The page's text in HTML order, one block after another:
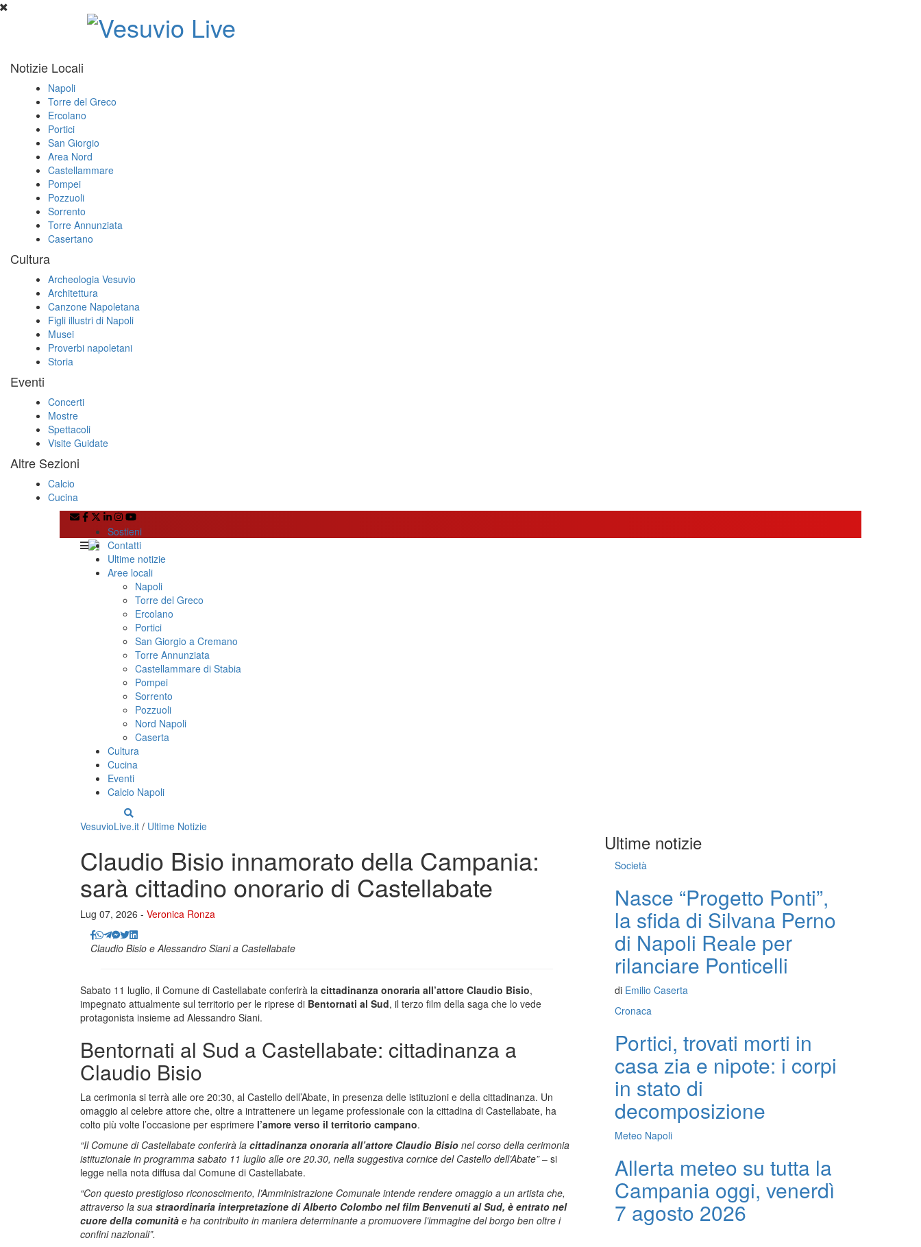
Notizie Locali
Napoli
Torre del Greco
Ercolano
Portici
San Giorgio
Area Nord
Castellammare
Pompei
Pozzuoli
Sorrento
Torre Annunziata
Casertano
Cultura
Archeologia Vesuvio
Architettura
Canzone Napoletana
Figli illustri di Napoli
Musei
Proverbi napoletani
Storia
Eventi
Concerti
Mostre
Spettacoli
Visite Guidate
Altre Sezioni
Calcio
Cucina
Sostieni
Contatti
Ultime notizie
Aree locali
Napoli
Torre del Greco
Ercolano
Portici
San Giorgio a Cremano
Torre Annunziata
Castellammare di Stabia
Pompei
Sorrento
Pozzuoli
Nord Napoli
Caserta
Cultura
Cucina
Eventi
Calcio Napoli
VesuvioLive.it / Ultime Notizie
Claudio Bisio innamorato della Campania:
sarà cittadino onorario di Castellabate
Lug 07, 2026 - Veronica Ronza
Claudio Bisio e Alessandro Siani a Castellabate
Sabato 11 luglio, il Comune di Castellabate conferirà la cittadinanza onoraria all’attore Claudio Bisio,
impegnato attualmente sul territorio per le riprese di Bentornati al Sud, il terzo film della saga che lo vede
protagonista insieme ad Alessandro Siani.
Bentornati al Sud a Castellabate: cittadinanza a
Claudio Bisio
La cerimonia si terrà alle ore 20:30, al Castello dell’Abate, in presenza delle istituzioni e della cittadinanza. Un
omaggio al celebre attore che, oltre a intrattenere un legame professionale con la cittadina di Castellabate, ha
colto più volte l’occasione per esprimere l’amore verso il territorio campano.
“Il Comune di Castellabate conferirà la cittadinanza onoraria all’attore Claudio Bisio nel corso della cerimonia
istituzionale in programma sabato 11 luglio alle ore 20.30, nella suggestiva cornice del Castello dell’Abate”– si
legge nella nota diffusa dal Comune di Castellabate.
“Con questo prestigioso riconoscimento, l’Amministrazione Comunale intende rendere omaggio a un artista che,
attraverso la sua straordinaria interpretazione di Alberto Colombo nel film Benvenuti al Sud, è entrato nel
cuore della comunità e ha contribuito in maniera determinante a promuovere l’immagine del borgo ben oltre i
confini nazionali”.
Ultime notizie
Società
Nasce “Progetto Ponti”,
la sfida di Silvana Perno
di Napoli Reale per
rilanciare Ponticelli
di Emilio Caserta
Cronaca
Portici, trovati morti in
casa zia e nipote: i corpi
in stato di
decomposizione
Meteo Napoli
Allerta meteo su tutta la
Campania oggi, venerdì
7 agosto 2026